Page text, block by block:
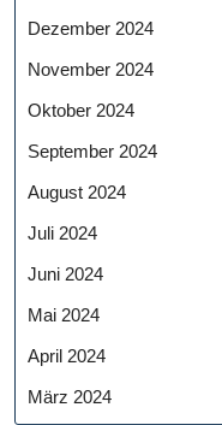
Dezember 2024
November 2024
Oktober 2024
September 2024
August 2024
Juli 2024
Juni 2024
Mai 2024
April 2024
März 2024